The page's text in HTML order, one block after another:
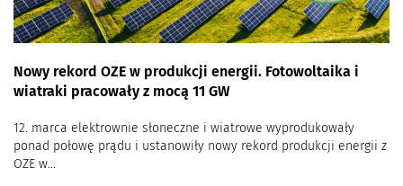
Nowy rekord OZE w produkcji energii. Fotowoltaika i
wiatraki pracowały z mocą 11 GW
12. marca elektrownie słoneczne i wiatrowe wyprodukowały
ponad połowę prądu i ustanowiły nowy rekord produkcji energii z
OZE w...